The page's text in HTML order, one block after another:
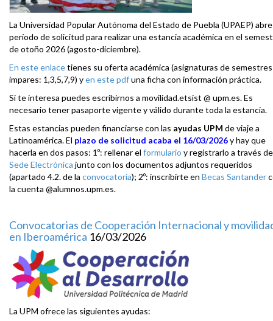
La Universidad Popular Autónoma del Estado de Puebla (UPAEP)
período de solicitud para realizar una estancia académica en el
de otoño 2026 (agosto-diciembre).
En este enlacetienes su oferta académica (asignaturas de semestres
impares: 1,3,5,7,9) yen este pdfuna ficha con información práctica.
Si te interesa puedes escribirnos a movilidad.etsist @ upm.es. Es
necesario tener pasaporte vigente y válido durante toda la estancia.
Estas estancias pueden financiarse con las ayudas UPM de viaje a
Latinoamérica. El plazo de solicitud acaba el 16/03/2026y hay que
hacerla en dos pasos: 1º: rellenar el formulario y registrarlo a través de
Sede Electrónica junto con los documentos adjuntos requeridos
(apartado 4.2. de la convocatoria); 2º: inscribirte en Becas Santander
la cuenta @alumnos.upm.es.
Convocatorias de Cooperación Internacional y
en Iberoamérica 16/03/2026
La UPM ofrece las siguientes ayudas: